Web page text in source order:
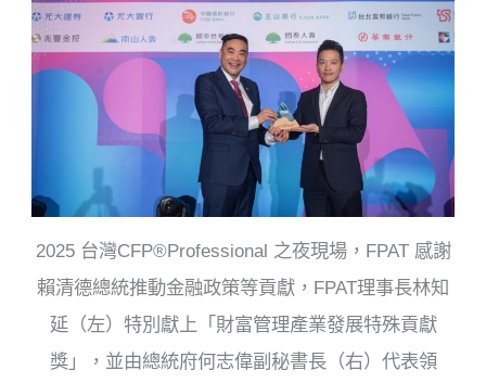
2025 台灣CFP®Professional 之夜現場，FPAT 感謝
賴清德總統推動金融政策等貢獻，FPAT理事長林知
延（左）特別獻上「財富管理產業發展特殊貢獻
獎」，並由總統府何志偉副秘書長（右）代表領